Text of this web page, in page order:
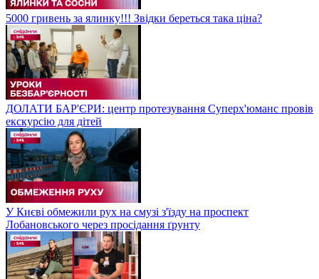
5000 гривень за ялинку!!! Звідки береться така ціна?
ДОЛАТИ БАР'ЄРИ: центр протезування Суперх'юманс провів
екскурсію для дітей
У Києві обмежили рух на смузі з'їзду на проспект
Лобановського через просідання ґрунту